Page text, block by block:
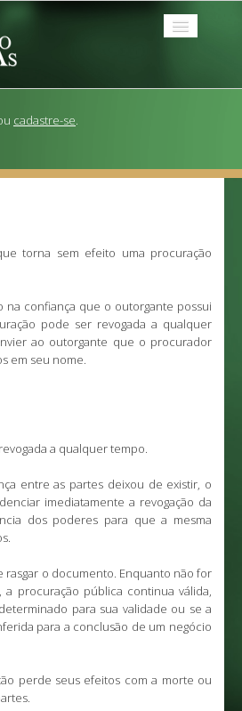
cadastre-se.
torna sem efeito uma procuração
na confiança que o outorgante possui
pode ser revogada a qualquer
ao outorgante que o procurador
em seu nome.
a qualquer tempo.
entre as partes deixou de existir, o
imediatamente a revogação da
dos poderes para que a mesma
rasgar o documento. Enquanto não for
a procuração pública continua válida,
para sua validade ou se a
para a conclusão de um negócio
perde seus efeitos com a morte ou